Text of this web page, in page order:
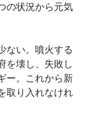
の状況から元気
ない。噴火する
を壊し、失敗し
ー。これから新
取り入れなけれ